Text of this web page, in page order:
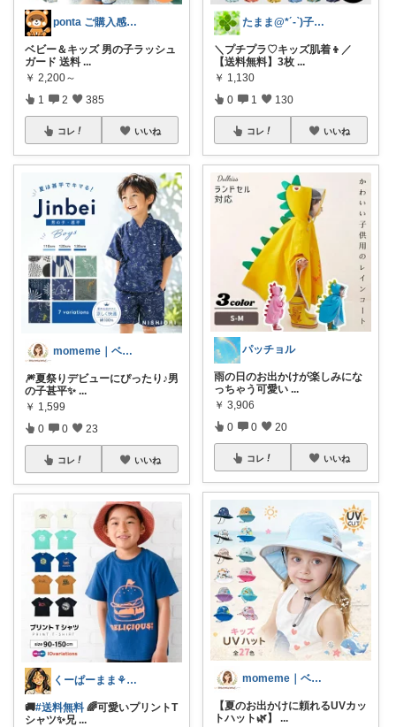
ponta ご購入感謝ですm(_ _)m
ベビー＆キッズ 男の子ラッシュ
ガード 送料 ...
￥ 2,200～
1 2 385
コレ いいね
momeme｜ベビー&キッズ専門店
🎆夏祭りデビューにぴったり♪男
の子甚平✨ ...
￥ 1,599
0 0 23
コレ いいね
くーぱーまま⚘ベビー&こども服🐥
🚚#送料無料 🌈可愛いプリントT
シャツ✨兄 ...
たまま@*´-`)子ども用品/日用品
＼プチプラ♡キッズ肌着👦／
【送料無料】3枚 ...
￥ 1,130
0 1 130
コレ いいね
パッチョル
雨の日のお出かけが楽しみにな
っちゃう可愛い ...
￥ 3,906
0 0 20
コレ いいね
momeme｜ベビー&キッズ専門店
【夏のお出かけに頼れるUVカッ
トハット🌿】
...